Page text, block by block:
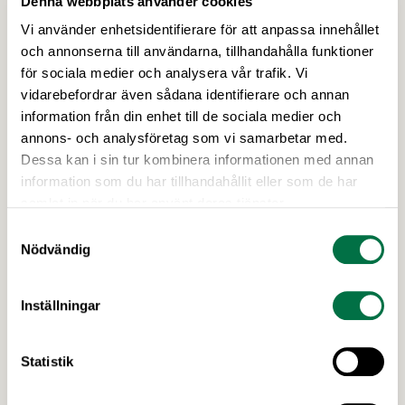
Vi använder enhetsidentifierare för att anpassa innehållet
och annonserna till användarna, tillhandahålla funktioner
för sociala medier och analysera vår trafik. Vi
vidarebefordrar även sådana identifierare och annan
information från din enhet till de sociala medier och
annons- och analysföretag som vi samarbetar med.
Dessa kan i sin tur kombinera informationen med annan
information som du har tillhandahållit eller som de har
Nödvändig
Inställningar
Statistik
med fokus på försörjning
nationella forskningsprogrammet för livsmedel,
NFP Livs. Inriktningarna är "hållbara och robusta
en motståndskraftig livsmedelsförsörjning", och